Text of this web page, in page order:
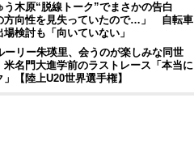
う木原“脱線トーク”でまさかの告白
方向性を見失っていたので…」 自転車
場検討も「向いていない」
ーリー朱瑛里、会うのが楽しみな同世
名門大進学前のラストレース「本当に
」【陸上U20世界選手権】